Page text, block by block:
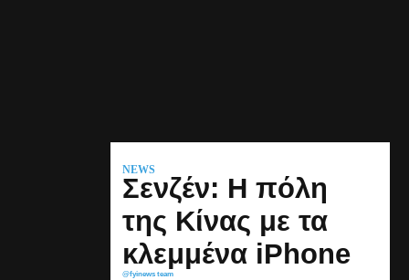
NEWS
Σενζέν: Η πόλη
της Κίνας με τα
κλεμμένα iPhone
@fyinews team